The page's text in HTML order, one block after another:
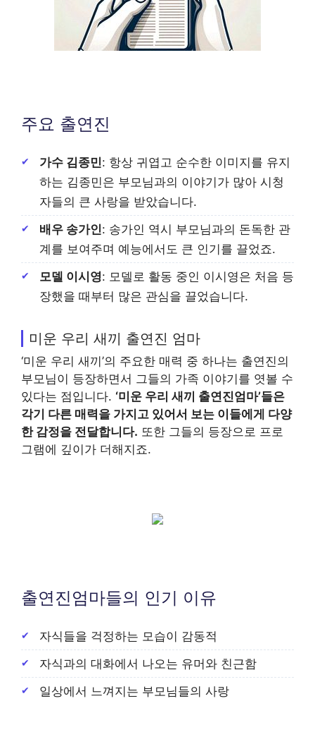
주요 출연진
가수 김종민: 항상 귀엽고 순수한 이미지를 유지
하는 김종민은 부모님과의 이야기가 많아 시청
자들의 큰 사랑을 받았습니다.
배우 송가인: 송가인 역시 부모님과의 돈독한 관
계를 보여주며 예능에서도 큰 인기를 끌었죠.
모델 이시영: 모델로 활동 중인 이시영은 처음 등
장했을 때부터 많은 관심을 끌었습니다.
미운 우리 새끼 출연진 엄마
‘미운 우리 새끼’의 주요한 매력 중 하나는 출연진의
부모님이 등장하면서 그들의 가족 이야기를 엿볼 수
있다는 점입니다. ‘미운 우리 새끼 출연진엄마’들은
각기 다른 매력을 가지고 있어서 보는 이들에게 다양
한 감정을 전달합니다. 또한 그들의 등장으로 프로
그램에 깊이가 더해지죠.
출연진엄마들의 인기 이유
자식들을 걱정하는 모습이 감동적
자식과의 대화에서 나오는 유머와 친근함
일상에서 느껴지는 부모님들의 사랑